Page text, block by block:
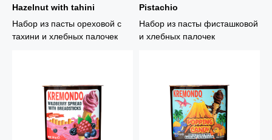
Hazelnut with tahini
Набор из пасты ореховой с
тахини и хлебных палочек
Pistachio
Набор из пасты фисташковой
и хлебных палочек